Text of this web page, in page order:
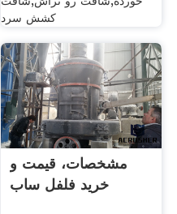
کشش سرد
مشخصات، قیمت و
خرید فلفل ساب